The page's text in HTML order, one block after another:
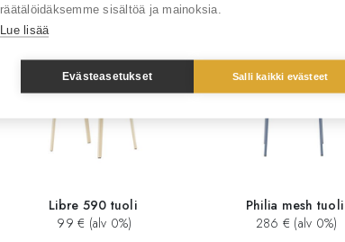
Libre 590 tuoli
99 € (alv 0%)
Philia mesh tuoli
286 € (alv 0%)
räätälöidäksemme sisältöä ja mainoksia.
Lue lisää
Evästeasetukset Salli kaikki evästeet